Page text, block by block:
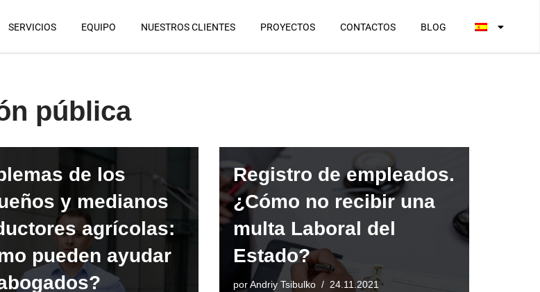
SERVICIOS EQUIPO NUESTROS CLIENTES PROYECTOS CONTACTOS BLOG
pública
de los
y medianos
agrícolas:
pueden ayudar
Registro de empleados.
¿Cómo no recibir una
multa Laboral del
Estado?
porAndriy Tsibulko 24.11.2021